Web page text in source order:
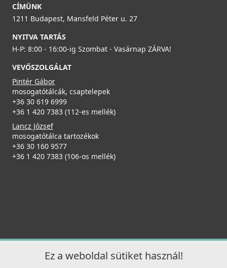
CÍMÜNK
1211 Budapest, Mansfeld Péter u. 27
NYITVA TARTÁS
H-P: 8:00 - 16:00-ig Szombat - Vasárnap ZÁRVA!
VEVŐSZOLGÁLAT
Pintér Gábor
mosogatótálcák, csaptelepek
+36 30 619 6999
+36 1 420 7383 (112-es mellék)
Lancz József
mosogatótálca tartozékok
+36 30 160 9577
+36 1 420 7383 (106-os mellék)
Ez a weboldal sütiket használ!